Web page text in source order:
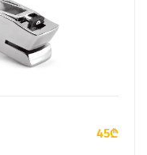
45₾